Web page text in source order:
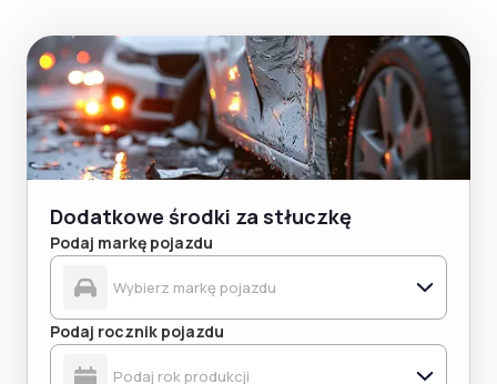
Dodatkowe środki za stłuczkę
Podaj markę pojazdu
Podaj rocznik pojazdu